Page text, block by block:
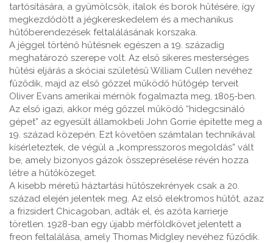
tartósítására, a gyümölcsök, italok és borok hűtésére, így
megkezdődött a jégkereskedelem és a mechanikus
hűtőberendezések feltalálásának korszaka.
A jéggel történő hűtésnek egészen a 19. századig
meghatározó szerepe volt. Az első sikeres mesterséges
hűtési eljárás a skóciai születésű William Cullen nevéhez
fűződik, majd az első gőzzel működő hűtőgép terveit
Oliver Evans amerikai mérnök fogalmazta meg, 1805-ben.
Az első igazi, akkor még gőzzel működő “hidegcsináló
gépet” az egyesült államokbeli John Gorrie építette meg a
19. század közepén. Ezt követően számtalan technikával
kísérleteztek, de végül a „kompresszoros megoldás” vált
be, amely bizonyos gázok összepréselése révén hozza
létre a hűtőközeget.
A kisebb méretű háztartási hűtőszekrények csak a 20.
század elején jelentek meg. Az első elektromos hűtőt, azaz
a frizsidert Chicagoban, adták el, és azóta karrierje
töretlen. 1928-ban egy újabb mérföldkövet jelentett a
freon feltalálása, amely Thomas Midgley nevéhez fűződik.